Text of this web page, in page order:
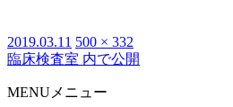
投
稿
2019.03.11 フ
ル
イ
500 × 332
投
稿
臨床検査室 内で公開
MENU メニュー